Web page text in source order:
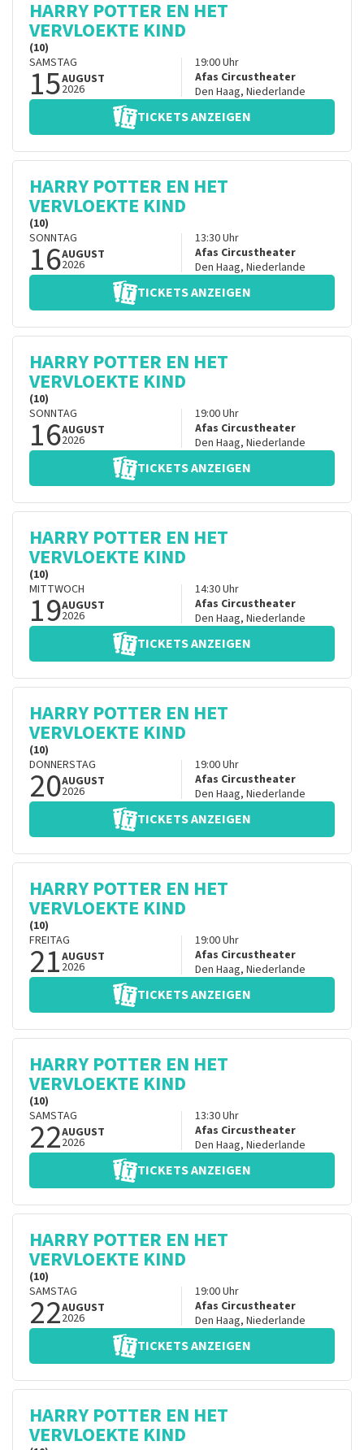
HARRY POTTER EN HET
VERVLOEKTE KIND
(10)
SAMSTAG
15AUGUST
2026
19:00Uhr
Afas Circustheater
Den Haag, Niederlande
TICKETS ANZEIGEN
HARRY POTTER EN HET
VERVLOEKTE KIND
(10)
SONNTAG
16AUGUST
2026
13:30Uhr
Afas Circustheater
Den Haag, Niederlande
TICKETS ANZEIGEN
HARRY POTTER EN HET
VERVLOEKTE KIND
(10)
SONNTAG
16AUGUST
2026
19:00Uhr
Afas Circustheater
Den Haag, Niederlande
TICKETS ANZEIGEN
HARRY POTTER EN HET
VERVLOEKTE KIND
(10)
MITTWOCH
19AUGUST
2026
14:30Uhr
Afas Circustheater
Den Haag, Niederlande
TICKETS ANZEIGEN
HARRY POTTER EN HET
VERVLOEKTE KIND
(10)
DONNERSTAG
20AUGUST
2026
19:00Uhr
Afas Circustheater
Den Haag, Niederlande
TICKETS ANZEIGEN
HARRY POTTER EN HET
VERVLOEKTE KIND
(10)
FREITAG
21AUGUST
2026
19:00Uhr
Afas Circustheater
Den Haag, Niederlande
TICKETS ANZEIGEN
HARRY POTTER EN HET
VERVLOEKTE KIND
(10)
SAMSTAG
22AUGUST
2026
13:30Uhr
Afas Circustheater
Den Haag, Niederlande
TICKETS ANZEIGEN
HARRY POTTER EN HET
VERVLOEKTE KIND
(10)
SAMSTAG
22AUGUST
2026
19:00Uhr
Afas Circustheater
Den Haag, Niederlande
TICKETS ANZEIGEN
HARRY POTTER EN HET
VERVLOEKTE KIND